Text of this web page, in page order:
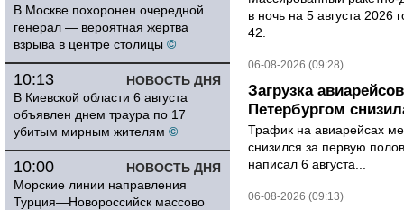
В Москве похоронен очередной
генерал — вероятная жертва
взрыва в центре столицы ©
НОВОСТЬ ДНЯ
10:13
В Киевской области 6 августа
объявлен днем траура по 17
убитым мирным жителям ©
НОВОСТЬ ДНЯ
10:00
Морские линии направления
Турция—Новороссийск массово
в ночь на 5 августа 2026
42.
06-08-2026 (09:28)
Загрузка
Петербургом
Трафик на авиарейсах
снизился за первую
написал 6 августа...
06-08-2026 (09:13)